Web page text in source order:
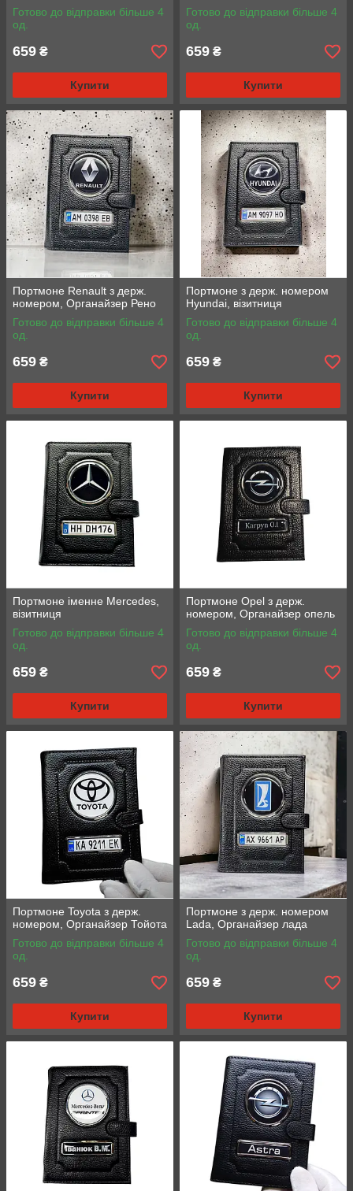
Готово до відправки більше 4
од.
659 ₴
Купити
Готово до відправки більше 4
од.
659 ₴
Купити
Портмоне Renault з держ.
номером, Органайзер Рено
Готово до відправки більше 4
од.
659 ₴
Купити
Портмоне з держ. номером
Hyundai, візитниця
Готово до відправки більше 4
од.
659 ₴
Купити
Портмоне іменне Mercedes,
візитниця
Готово до відправки більше 4
од.
659 ₴
Купити
Портмоне Opel з держ.
номером, Органайзер опель
Готово до відправки більше 4
од.
659 ₴
Купити
Портмоне Toyota з держ.
номером, Органайзер Тойота
Готово до відправки більше 4
од.
659 ₴
Купити
Портмоне з держ. номером
Lada, Органайзер лада
Готово до відправки більше 4
од.
659 ₴
Купити